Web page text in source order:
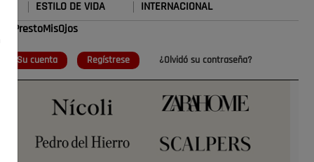
ESTILO DE VIDA INTERNACIONAL
#TePrestoMisOjos
Su cuenta Regístrese ¿Olvidó su contraseña?